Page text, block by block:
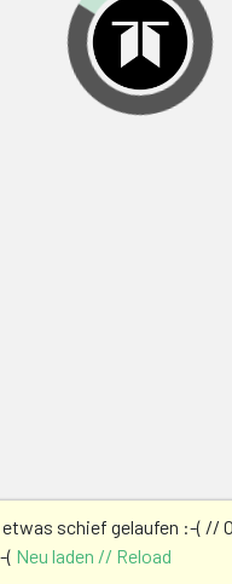
schief gelaufen :-( //
( Neu laden // Reload